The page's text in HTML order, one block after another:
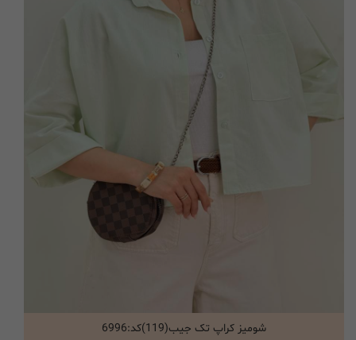
انتخاب گزینه ها
شومیز کراپ تک جیب(119)کد:6996